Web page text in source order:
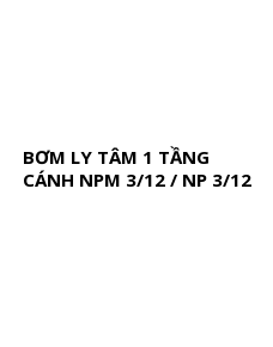
BƠM LY TÂM 1 TẦNG
CÁNH NPM 3/12 / NP 3/12